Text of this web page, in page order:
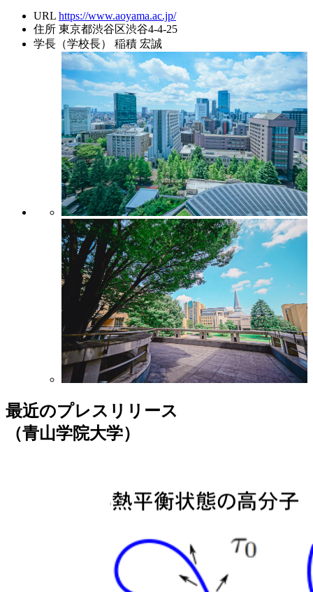
URL https://www.aoyama.ac.jp/
住所 東京都渋谷区渋谷4-4-25
学長（学校長）
稲積 宏誠
最近のプレスリリース
（青山学院大学）